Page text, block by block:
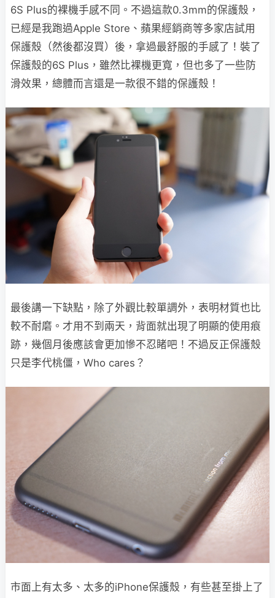
6S Plus的裸機手感不同。不過這款0.3mm的保護殼，
已經是我跑過Apple Store、蘋果經銷商等多家店試用
保護殼（然後都沒買）後，拿過最舒服的手感了！裝了
保護殼的6S Plus，雖然比裸機更寬，但也多了一些防
滑效果，總體而言還是一款很不錯的保護殼！
最後講一下缺點，除了外觀比較單調外，表明材質也比
較不耐磨。才用不到兩天，背面就出現了明顯的使用痕
跡，幾個月後應該會更加慘不忍睹吧！不過反正保護殼
只是李代桃僵，Who cares？
市面上有太多、太多的iPhone保護殼，有些甚至掛上了